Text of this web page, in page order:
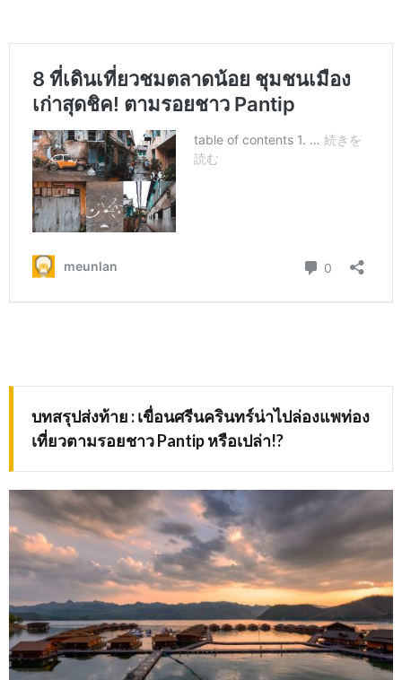
บทสรุปส่งท้าย : เขื่อนศรีนครินทร์น่าไปล่องแพท่อง
เที่ยวตามรอยชาว Pantip หรือเปล่า!?